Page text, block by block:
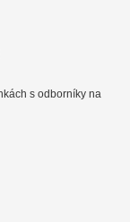
s odborníky na